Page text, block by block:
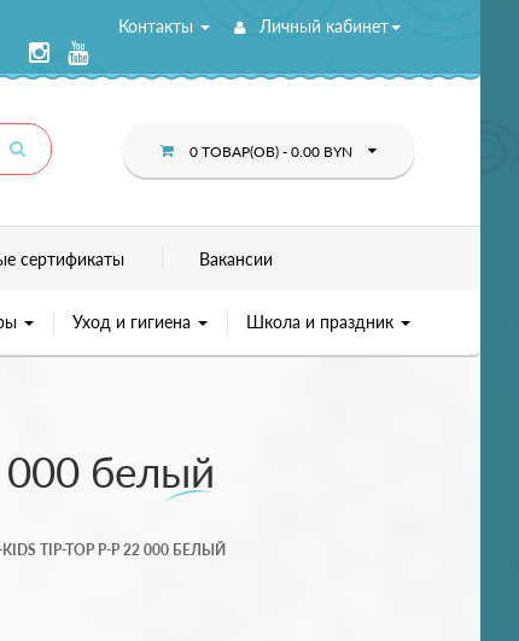
Контакты Личный кабинет
0 ТОВАР(ОВ) - 0.00 BYN
сертификаты Вакансии
Уход и гигиена Школа и праздник
белый
TIP-TOP Р-Р 22 000 БЕЛЫЙ